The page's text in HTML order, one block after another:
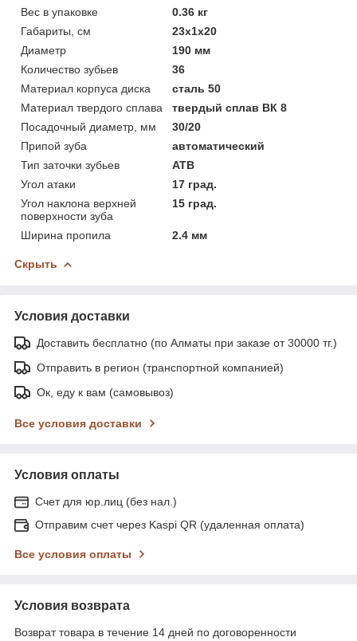
Вес в упаковке
0.36 кг
Габариты, см
23х1х20
Диаметр
190 мм
Количество зубьев
36
Материал корпуса диска
сталь 50
Материал твердого сплава
твердый сплав ВК 8
Посадочный диаметр, мм
30/20
Припой зуба
автоматический
Тип заточки зубьев
АТВ
Угол атаки
17 град.
Угол наклона верхней
поверхности зуба
15 град.
Ширина пропила 2.4 мм
Скрыть
Условия доставки
Доставить бесплатно (по Алматы при заказе от 30000 тг.)
Отправить в регион (транспортной компанией)
Ок, еду к вам (самовывоз)
Все условия доставки
Условия оплаты
Счет для юр.лиц (без нал.)
Отправим счет через Kaspi QR (удаленная оплата)
Все условия оплаты
Условия возврата
Возврат товара в течение 14 дней по договоренности